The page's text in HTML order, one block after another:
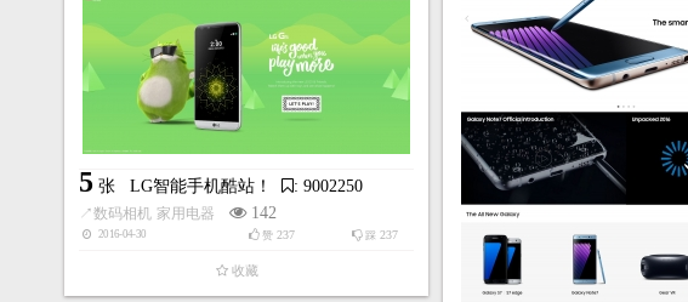
5 张 LG智能手机酷站！ : 9002250
↗数码相机 家用电器 142
2016-04-30 踩 237
赞 237
收藏